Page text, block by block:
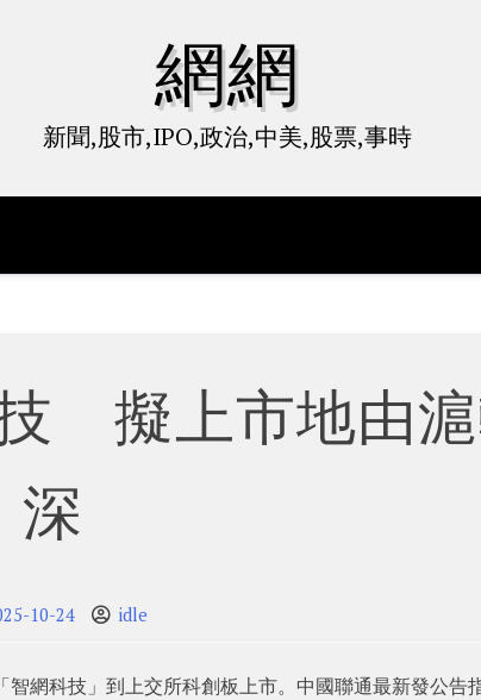
網網
新聞,股市,IPO,政治,中美,股票,事時
擬上市地由
深
10-24 idle
網科技」到上交所科創板上市。中國聯通最新發公告